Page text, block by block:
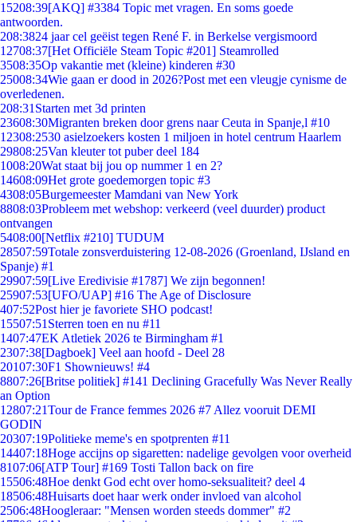
15208:39[AKQ] #3384 Topic met vragen. En soms goede
antwoorden.
208:3824 jaar cel geëist tegen René F. in Berkelse vergismoord
12708:37[Het Officiële Steam Topic #201] Steamrolled
3508:35Op vakantie met (kleine) kinderen #30
25008:34Wie gaan er dood in 2026?Post met een vleugje cynisme de
overledenen.
208:31 Starten met 3d printen
23608:30Migranten breken door grens naar Ceuta in Spanje,l #10
12308:2530 asielzoekers kosten 1 miljoen in hotel centrum Haarlem
29808:25Van kleuter tot puber deel 184
1008:20Wat staat bij jou op nummer 1 en 2?
14608:09Het grote goedemorgen topic #3
4308:05Burgemeester Mamdani van New York
8808:03Probleem met webshop: verkeerd (veel duurder) product
ontvangen
5408:00[Netflix #210] TUDUM
28507:59Totale zonsverduistering 12-08-2026 (Groenland, IJsland en
Spanje) #1
29907:59[Live Eredivisie #1787] We zijn begonnen!
25907:53[UFO/UAP] #16 The Age of Disclosure
407:52Post hier je favoriete SHO podcast!
15507:51 Sterren toen en nu #11
1407:47EK Atletiek 2026 te Birmingham #1
2307:38[Dagboek] Veel aan hoofd - Deel 28
20107:30F1 Shownieuws! #4
8807:26[Britse politiek] #141 Declining Gracefully Was Never Really
an Option
12807:21Tour de France femmes 2026 #7 Allez vooruit DEMI
GODIN
20307:19Politieke meme's en spotprenten #11
14407:18Hoge accijns op sigaretten: nadelige gevolgen voor overheid
8107:06[ATP Tour] #169 Tosti Tallon back on fire
15506:48Hoe denkt God echt over homo-seksualiteit? deel 4
18506:48Huisarts doet haar werk onder invloed van alcohol
2506:48Hoogleraar: "Mensen worden steeds dommer" #2